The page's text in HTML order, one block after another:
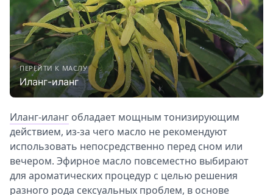
ПЕРЕЙТИ К МАСЛУ
Иланг-иланг
Иланг-иланг обладает мощным тонизирующим
действием, из-за чего масло не рекомендуют
использовать непосредственно перед сном или
вечером. Эфирное масло повсеместно выбирают
для ароматических процедур с целью решения
разного рода сексуальных проблем, в основе